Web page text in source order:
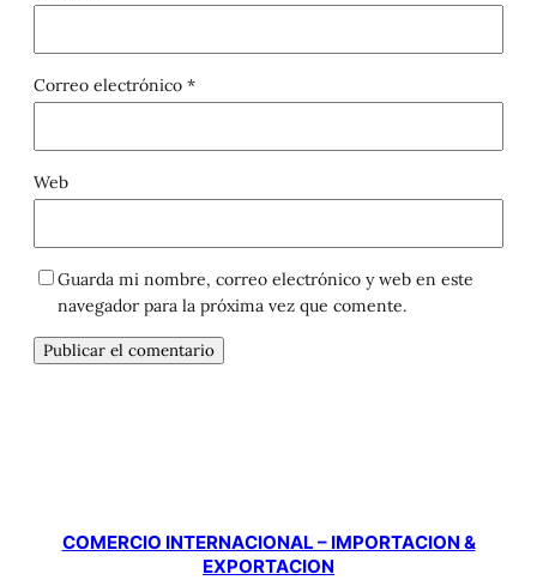
Correo electrónico *
Web
Guarda mi nombre, correo electrónico y web en este
navegador para la próxima vez que comente.
COMERCIO INTERNACIONAL – IMPORTACION &
EXPORTACION